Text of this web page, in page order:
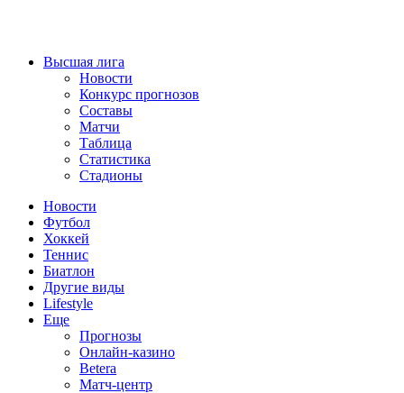
Высшая лига
Новости
Конкурс прогнозов
Составы
Матчи
Таблица
Статистика
Стадионы
Новости
Футбол
Хоккей
Теннис
Биатлон
Другие виды
Lifestyle
Еще
Прогнозы
Онлайн-казино
Betera
Матч-центр